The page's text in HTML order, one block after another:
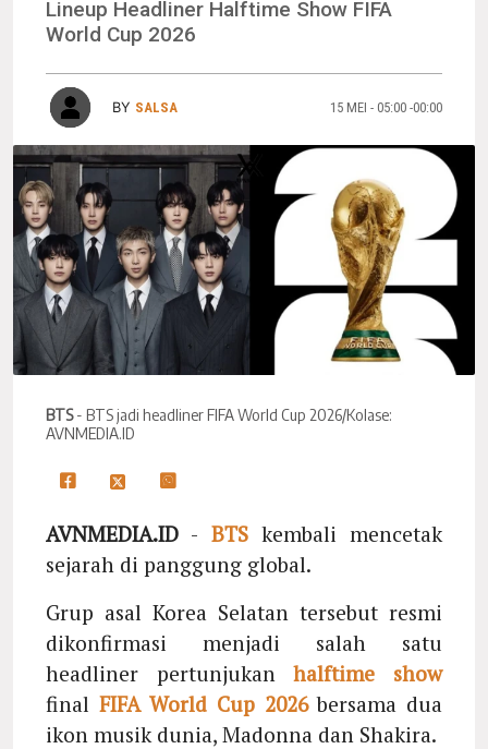
Lineup Headliner Halftime Show FIFA
World Cup 2026
BY SALSA 15 MEI - 05:00 -00:00
BTS- BTS jadi headliner FIFA World Cup 2026/Kolase:
AVNMEDIA.ID
AVNMEDIA.ID - BTSkembali mencetak
sejarah di panggung global.
Grup asal Korea Selatan tersebut resmi
dikonfirmasi menjadi salah satu
headliner pertunjukanhalftime show
final FIFA World Cup 2026bersama dua
ikon musik dunia, Madonna dan Shakira.